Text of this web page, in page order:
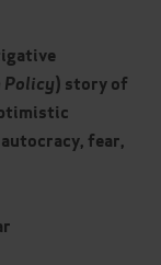
Policy) story of
fear,